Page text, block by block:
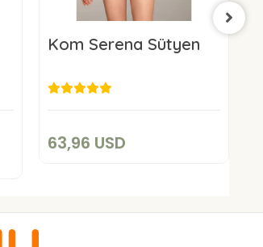
Kom Serena Sütyen
63,96 USD
63,96 USD